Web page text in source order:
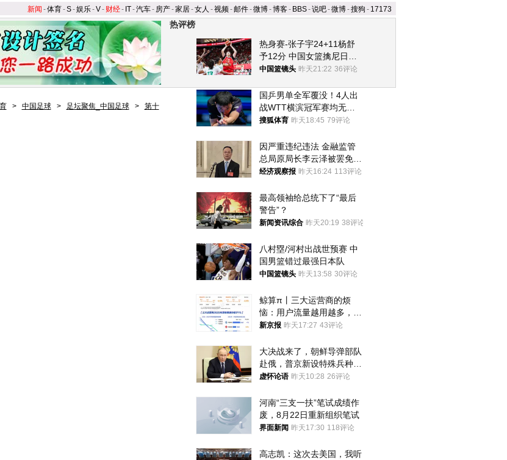
新闻 -体育-S-娱乐-V- 财经- IT-汽车- 房产-家居-女人 -视频-邮件-微博-博客- BBS-说吧-微博-搜狗 - 17173
热评榜
热身赛-张子宇24+11杨舒
予12分 中国女篮擒尼日利
亚
中国篮镜头 昨天21:22 36评论
国乒男单全军覆没！4人出
战WTT横滨冠军赛均无缘
八强
搜狐体育 昨天18:45 79评论
因严重违纪违法 金融监管
总局原局长李云泽被罢免全
国人大代表
经济观察报 昨天16:24 113评论
最高领袖给总统下了“最后
警告”？
新闻资讯综合 昨天20:19 38评论
八村塁/河村出战世预赛 中
国男篮错过最强日本队
中国篮镜头 昨天13:58 30评论
鲸算π丨三大运营商的烦
恼：用户流量越用越多，收
入却越来越少
新京报 昨天17:27 43评论
大决战来了，朝鲜导弹部队
赴俄，普京新设特殊兵种，
76岁老将扛旗
虚怀论语 昨天10:28 26评论
河南“三支一扶”笔试成绩作
废，8月22日重新组织笔试
界面新闻 昨天17:30 118评论
高志凯：这次去美国，我听
> 中国足球 > 足坛聚焦_中国足球 >
第十